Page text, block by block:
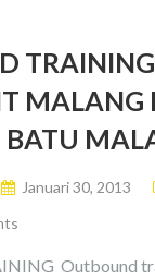
TRAINING
MALANG
Januari 30, 2013
Outbound